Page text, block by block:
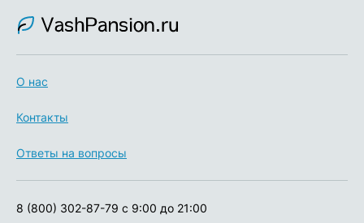
О нас
Контакты
Ответы на вопросы
8 (800) 302-87-79 с 9:00 до 21:00